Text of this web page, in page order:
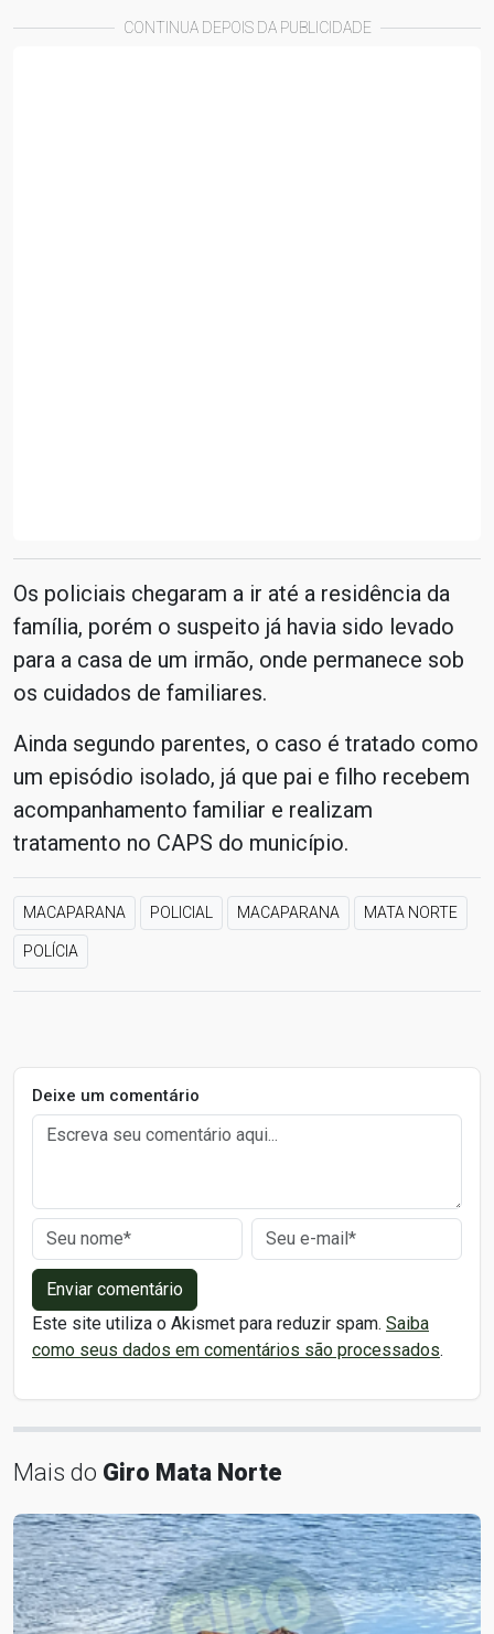
CONTINUA DEPOIS DA PUBLICIDADE
Os policiais chegaram a ir até a residência da
família, porém o suspeito já havia sido levado
para a casa de um irmão, onde permanece sob
os cuidados de familiares.
Ainda segundo parentes, o caso é tratado como
um episódio isolado, já que pai e filho recebem
acompanhamento familiar e realizam
tratamento no CAPS do município.
MACAPARANA POLICIAL MACAPARANA MATA NORTE
POLÍCIA
Deixe um comentário
Enviar comentário
Este site utiliza o Akismet para reduzir spam. Saiba
como seus dados em comentários são processados.
Mais do Giro Mata Norte